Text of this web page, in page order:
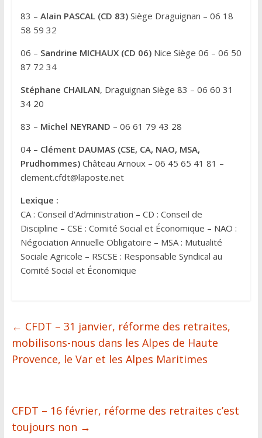
83 – Alain PASCAL (CD 83) Siège Draguignan – 06 18
58 59 32
06 – Sandrine MICHAUX (CD 06)Nice Siège 06 – 06 50
87 72 34
Stéphane CHAILAN, Draguignan Siège 83 – 06 60 31
34 20
83 – Michel NEYRAND – 06 61 79 43 28
04 – Clément DAUMAS (CSE, CA, NAO, MSA,
Prudhommes)Château Arnoux – 06 45 65 41 81 –
clement.cfdt@laposte.net
Lexique :
CA : Conseil d’Administration – CD : Conseil de
Discipline – CSE : Comité Social et Économique – NAO :
Négociation Annuelle Obligatoire – MSA : Mutualité
Sociale Agricole – RSCSE : Responsable Syndical au
Comité Social et Économique
← CFDT – 31 janvier, réforme des retraites,
mobilisons-nous dans les Alpes de Haute
Provence, le Var et les Alpes Maritimes
CFDT – 16 février, réforme des retraites c’est
toujours non →